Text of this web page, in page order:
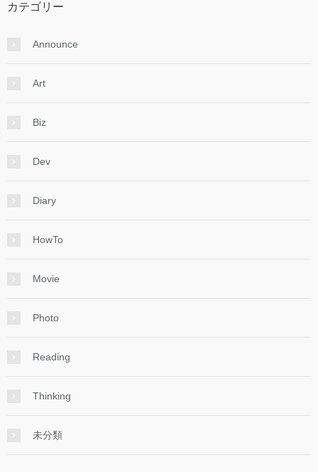
カテゴリー
Announce
Art
Biz
Dev
Diary
HowTo
Movie
Photo
Reading
Thinking
未分類